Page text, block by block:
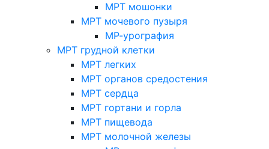
МРТ мошонки
МРТ мочевого пузыря
МР-урография
МРТ грудной клетки
МРТ легких
МРТ органов средостения
МРТ сердца
МРТ гортани и горла
МРТ пищевода
МРТ молочной железы